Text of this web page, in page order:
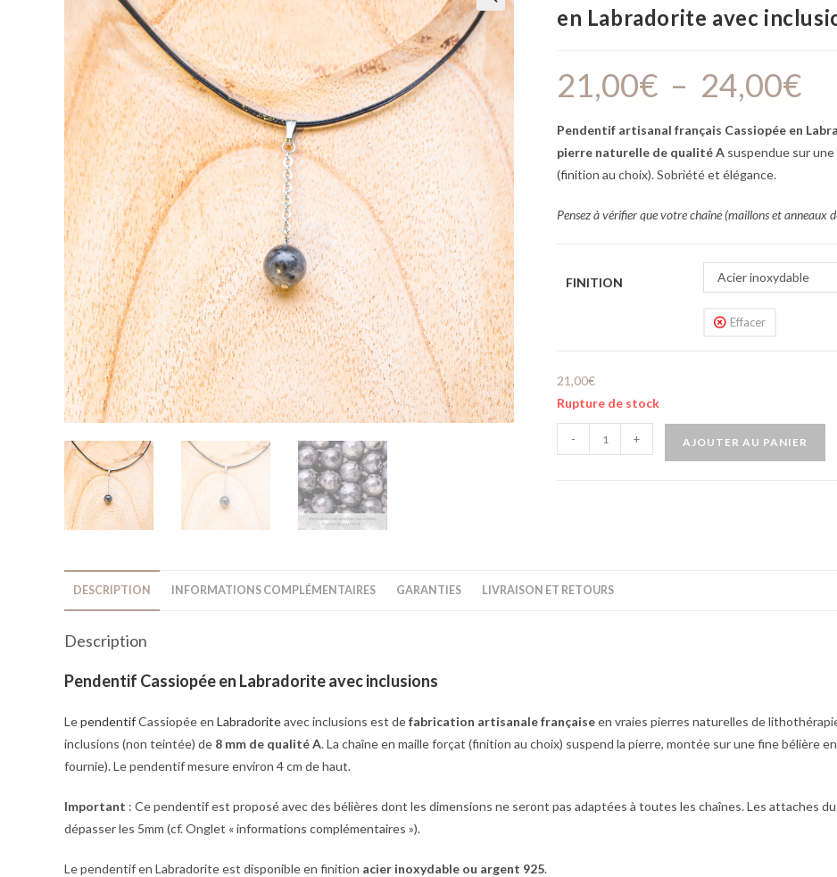
🔍
en Labradorite avec
21,00€ – 24,00€
Pendentif artisanal français Cassiopée en
pierre naturelle de qualité A suspendue sur
(finition au choix). Sobriété et élégance.
Pensez à vérifier que votre chaîne (maillons et anneaux
FINITION Acier inoxydable
Effacer
21,00€
Rupture de stock
- + AJOUTER AU PANIER
DESCRIPTION INFORMATIONS COMPLÉMENTAIRES GARANTIES LIVRAISON ET RETOURS
Description
Pendentif Cassiopée en Labradorite avec inclusions
LependentifCassiopée en Labradoriteavec inclusions est defabrication artisanale françaiseen vraies pierres naturelles de
inclusions (non teintée) de 8 mm de qualité A. La chaîne en maille forçat (finition au choix) suspend la pierre, montée sur une fine bélière
fournie). Le pendentif mesure environ 4 cm de haut.
Important : Ce pendentif est proposé avec des bélières dont les dimensions ne seront pas adaptées à toutes les chaînes. Les attaches
dépasser les 5mm (cf. Onglet « informations complémentaires »).
Le pendentif en Labradorite est disponible en finition acier inoxydable ou argent 925.